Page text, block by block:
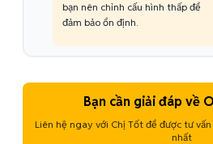
bạn nên chỉnh cấu hình thấp để
đảm bảo ổn định.
Bạn cần giải đáp về
Liên hệ ngay với Chị Tốt để được tư
nhất